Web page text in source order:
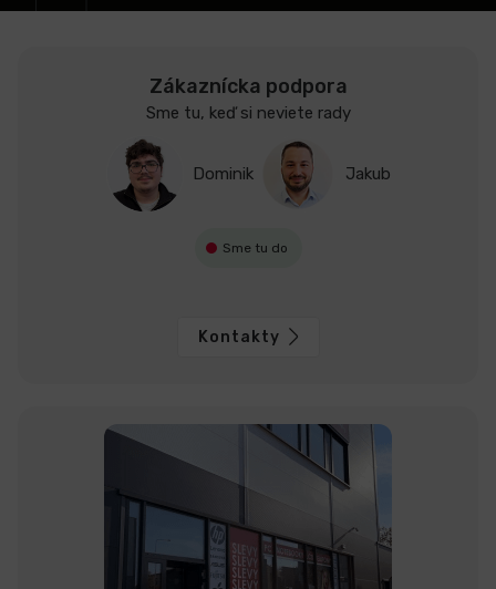
Zákaznícka podpora
Sme tu, keď si neviete rady
Dominik Jakub
Sme tu do
Kontakty